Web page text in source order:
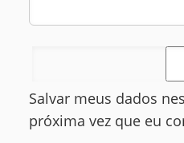
Salvar meus dados
próxima vez que eu